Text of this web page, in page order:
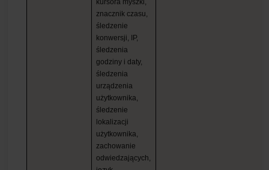
znacznik czasu,
śledzenie
konwersji, IP,
śledzenia
godziny i daty,
śledzenia
urządzenia
użytkownika,
śledzenie
lokalizacji
użytkownika,
zachowanie
odwiedzających,